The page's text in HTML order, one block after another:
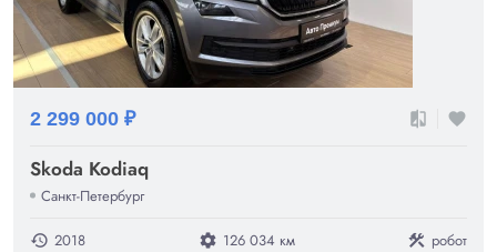
2 299 000 ₽ compare favorite
Skoda Kodiaq
Санкт-Петербург
history 2018 settings 126 034 км construction робот